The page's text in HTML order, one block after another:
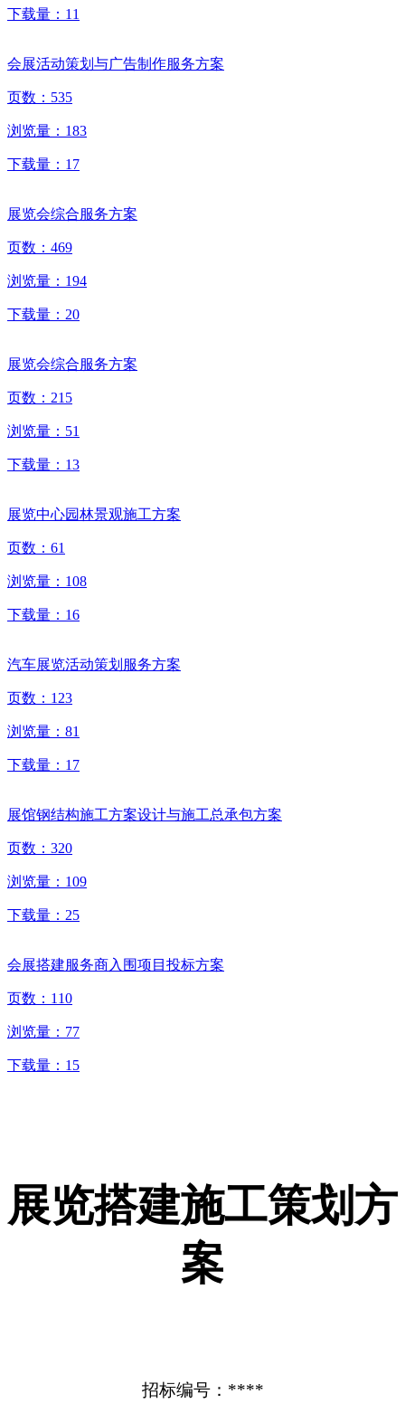
下载量： 11
会展活动策划与广告制作服务方案
页数： 535
浏览量： 183
下载量： 17
展览会综合服务方案
页数： 469
浏览量： 194
下载量： 20
展览会综合服务方案
页数： 215
浏览量： 51
下载量： 13
展览中心园林景观施工方案
页数： 61
浏览量： 108
下载量： 16
汽车展览活动策划服务方案
页数： 123
浏览量： 81
下载量： 17
展馆钢结构施工方案设计与施工总承包方案
页数： 320
浏览量： 109
下载量： 25
会展搭建服务商入围项目投标方案
页数： 110
浏览量： 77
下载量： 15
展览搭建施工策划方
案
招标编号：****